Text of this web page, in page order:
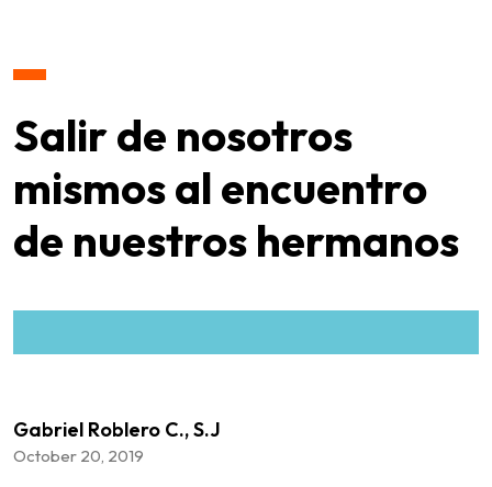
Salir de nosotros
mismos al encuentro
de nuestros hermanos
Gabriel Roblero C., S.J
October 20, 2019